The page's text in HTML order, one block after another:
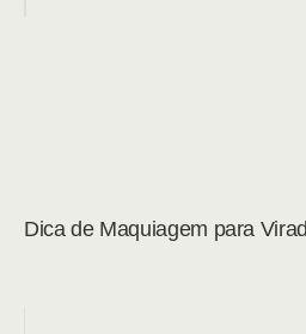
Dica de Maquiagem para